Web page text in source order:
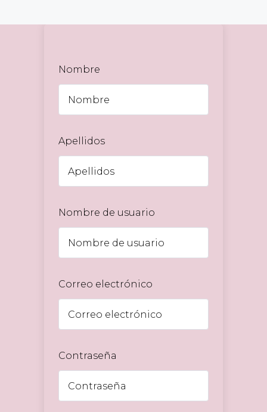
Nombre
Apellidos
Nombre de usuario
Correo electrónico
Contraseña